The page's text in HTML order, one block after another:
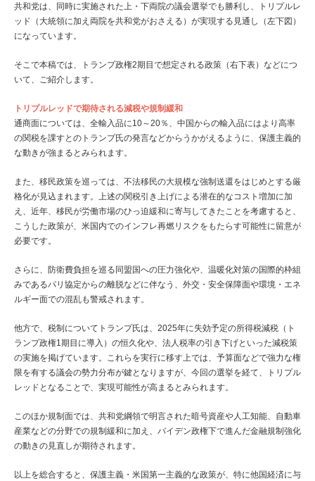
共和党は、同時に実施された上・下両院の議会選挙でも勝利し、トリプルレ
ッド（大統領に加え両院を共和党がおさえる）が実現する見通し（左下図）
になっています。
そこで本稿では、トランプ政権2期目で想定される政策（右下表）などにつ
いて、ご紹介します。
トリプルレッドで期待される減税や規制緩和
通商面については、全輸入品に10～20％、中国からの輸入品にはより高率
の関税を課すとのトランプ氏の発言などからうかがえるように、保護主義的
な動きが強まるとみられます。
また、移民政策を巡っては、不法移民の大規模な強制送還をはじめとする厳
格化が見込まれます。上述の関税引き上げによる潜在的なコスト増加に加
え、近年、移民が労働市場のひっ迫緩和に寄与してきたことを考慮すると、
こうした政策が、米国内でのインフレ再燃リスクをもたらす可能性に留意が
必要です。
さらに、防衛費負担を巡る同盟国への圧力強化や、温暖化対策の国際的枠組
みであるパリ協定からの離脱などに伴なう、外交・安全保障面や環境・エネ
ルギー面での混乱も警戒されます。
他方で、税制についてトランプ氏は、2025年に失効予定の所得税減税（ト
ランプ政権1期目に導入）の恒久化や、法人税率の引き下げといった減税策
の実施を掲げています。これらを実行に移す上では、予算面などで強力な権
限を有する議会の勢力分布が鍵となりますが、今回の選挙を経て、トリプル
レッドとなることで、実現可能性が高まるとみられます。
このほか規制面では、共和党綱領で明言された暗号資産や人工知能、自動車
産業などの分野での規制緩和に加え、バイデン政権下で進んだ金融規制強化
の動きの見直しが期待されます。
以上を総合すると、保護主義・米国第一主義的な政策が、特に他国経済に与